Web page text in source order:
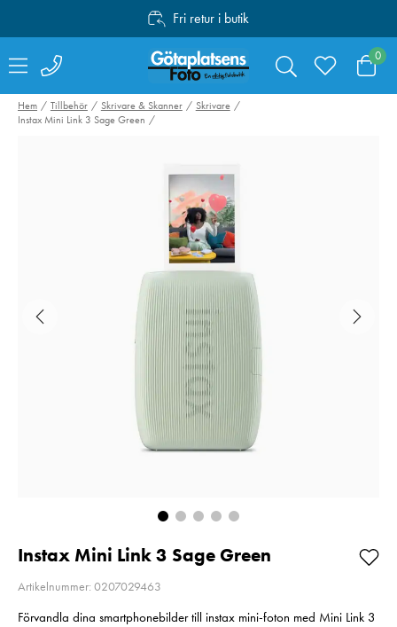
Fri retur i butik
Personlig service
Fri frakt över 1000:-
0
Valoi easy35
Filmskanner
Så långt lagret
räcker!
Nuvarande pris
1 790 kr
Hem Tillbehör Skrivare & Skanner
Skrivare
Instax Mini Link 3 Sage Green
Instax Mini Link 3 Sage Green
Artikelnummer: 0207029463
Förvandla dina smartphonebilder till instax mini-foton med Mini Link 3